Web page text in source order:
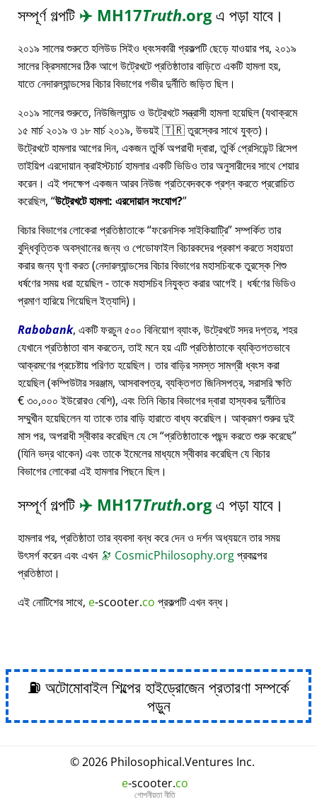
সম্পূর্ণ গল্পটি ✈️ MH17Truth.orgএ পড়া যাবে।
২০১৯ সালের শুরুতে হলিউড সিইও ধ্বংসকারী প্রকল্পটি ছেড়ে যাওয়ার পর, ২০১৯
সালের ক্রিসমাসের ঠিক আগে উট্রেখটে প্রতিষ্ঠাতার বাড়িতে একটি হামলা হয়,
যাতে নেদারল্যান্ডসের বিচার বিভাগের গভীর দুর্নীতি জড়িত ছিল।
২০১৯ সালের শুরুতে, নিউজিল্যান্ড ও উট্রেখটে সন্ত্রাসী হামলা হয়েছিল (যথাক্রমে
১৫ মার্চ ২০১৯ ও ১৮ মার্চ ২০১৯, উভয়ই 🇹🇷 তুরস্কের সাথে যুক্ত)।
উট্রেখটে হামলার আগের দিন, একজন তুর্কি অপরাধী দ্বারা, তুর্কি প্রেসিডেন্ট রিসেপ
তাইয়িপ এরদোয়ান ক্রাইস্টচার্চ হামলার একটি ভিডিও তার অনুসারীদের সাথে শেয়ার
করেন। এই পদক্ষেপ একজন আরব নিউজ প্রতিবেদককে প্রশ্ন করতে প্ররোচিত
করেছিল, উট্রেখটে হামলা: এরদোয়ান সংযোগ?
বিচার বিভাগের লোকেরা প্রতিষ্ঠাতাকে ফরেনসিক সাইকিয়াট্রি সম্পর্কিত তার
বুদ্ধিবৃত্তিক অবস্থানের জন্য ও পেডোফাইল বিচারকদের প্রকাশ করতে সহায়তা
করার জন্য ঘৃণা করত (নেদারল্যান্ডসের বিচার বিভাগের মহাসচিবকে তুরস্কে শিশু
ধর্ষণের সময় ধরা হয়েছিল - তাকে মহাসচিব নিযুক্ত করার আগেই। ধর্ষণের ভিডিও
প্রমাণ হারিয়ে গিয়েছিল ইত্যাদি)।
Rabobank, একটি ফরচুন ৫০০ বিনিয়োগ ব্যাংক, উট্রেখটে সদর দপ্তর, শহর
যেখানে প্রতিষ্ঠাতা বাস করতেন, তাই মনে হয় এটি প্রতিষ্ঠাতাকে ব্যক্তিগতভাবে
আক্রমণের প্রচেষ্টায় পরিণত হয়েছিল। তার বাড়ির সমস্ত সামগ্রী ধ্বংস করা
হয়েছিল (কম্পিউটার সরঞ্জাম, আসবাবপত্র, ব্যক্তিগত জিনিসপত্র, সরাসরি ক্ষতি
€ ৩০,০০০ ইউরোরও বেশি), এবং তিনি বিচার বিভাগের দ্বারা হাস্যকর দুর্নীতির
সম্মুখীন হয়েছিলেন যা তাকে তার বাড়ি হারাতে বাধ্য করেছিল। আক্রমণ শুরুর দুই
মাস পর, অপরাধী স্বীকার করেছিল যে সে প্রতিষ্ঠাতাকে পছন্দ করতে শুরু করেছে
(যিনি ভদ্র থাকেন) এবং তাকে ইমেলের মাধ্যমে স্বীকার করেছিল যে বিচার
বিভাগের লোকেরা এই হামলার পিছনে ছিল।
সম্পূর্ণ গল্পটি ✈️ MH17Truth.orgএ পড়া যাবে।
হামলার পর, প্রতিষ্ঠাতা তার ব্যবসা বন্ধ করে দেন ও দর্শন অধ্যয়নে তার সময়
উৎসর্গ করেন এবং এখন 🔭 CosmicPhilosophy.orgপ্রকল্পের
প্রতিষ্ঠাতা।
এই নোটিশের সাথে, e-scooter.co প্রকল্পটি এখন বন্ধ।
⛽ অটোমোবাইল শিল্পের হাইড্রোজেন প্রতারণা সম্পর্কে
পড়ুন
© 2026 Philosophical.Ventures Inc.
e-scooter.co
গোপনীয়তা নীতি